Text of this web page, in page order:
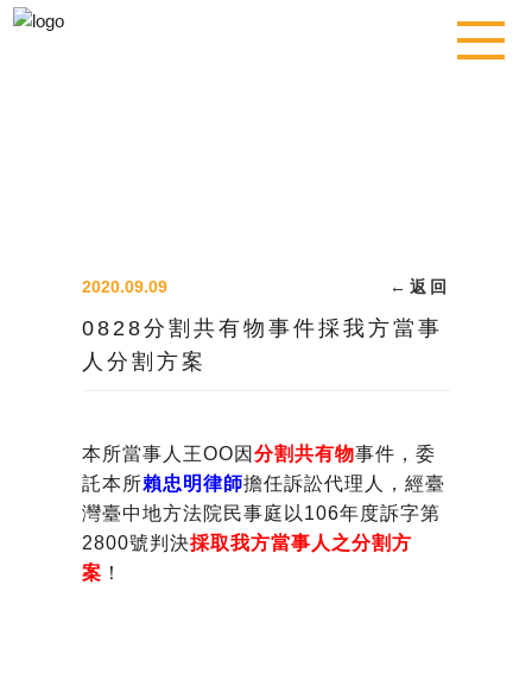
2020.09.09
0828分割共有物事件採我方當事
人分割方案
← 返回
本所當事人王OO因 分割共有物事件，委
託本所賴忠明律師擔任訴訟代理人，經臺
灣臺中地方法院民事庭以106年度訴字第
2800號判決採取我方當事人之分割方
案 ！